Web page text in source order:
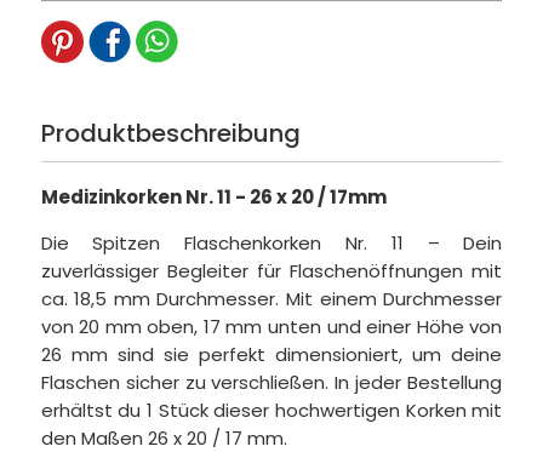
Produktbeschreibung
Medizinkorken Nr. 11 - 26 x 20 / 17mm
Die Spitzen Flaschenkorken Nr. 11 – Dein
zuverlässiger Begleiter für Flaschenöffnungen mit
ca. 18,5 mm Durchmesser. Mit einem Durchmesser
von 20 mm oben, 17 mm unten und einer Höhe von
26 mm sind sie perfekt dimensioniert, um deine
Flaschen sicher zu verschließen. In jeder Bestellung
erhältst du 1 Stück dieser hochwertigen Korken mit
den Maßen 26 x 20 / 17 mm.